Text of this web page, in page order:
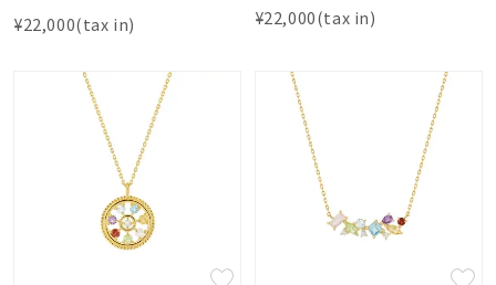
¥22,000(tax in) ¥22,000(tax in)